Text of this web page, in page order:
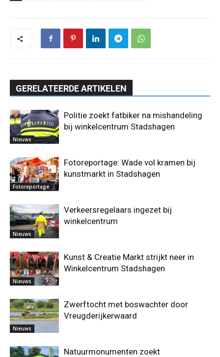
GERELATEERDE ARTIKELEN
Nieuws
Politie zoekt fatbiker na mishandeling
bij winkelcentrum Stadshagen
Fotoreportage
Fotoreportage: Wade vol kramen bij
kunstmarkt in Stadshagen
Nieuws
Verkeersregelaars ingezet bij
winkelcentrum
Nieuws
Kunst & Creatie Markt strijkt neer in
Winkelcentrum Stadshagen
Nieuws
Zwerftocht met boswachter door
Vreugderijkerwaard
Natuurmonumenten zoekt